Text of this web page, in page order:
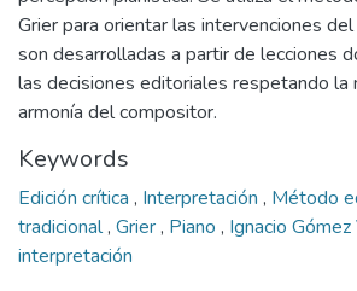
Grier para orientar las intervenciones
son desarrolladas a partir de lecciones
las decisiones editoriales respetando la
armonía del compositor.
Keywords
Edición crítica , Interpretación , Método
tradicional, Grier, Piano , Ignacio
interpretación